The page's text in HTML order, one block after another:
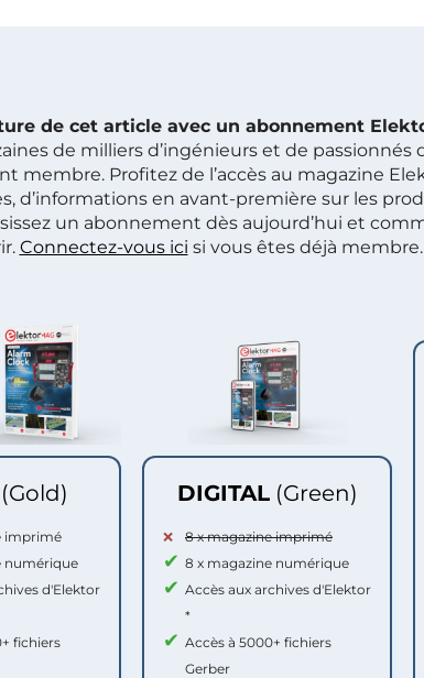
de cet article avec un abonnement
de milliers d’ingénieurs et de passionnés
membre. Profitez de l’accès au magazine
d’informations en avant-première sur les
un abonnement dès aujourd’hui et
Connectez-vous ici si vous êtes déjà membre.
(Gold)
imprimé
numérique
d'Elektor
fichiers
DIGITAL (Green)
8 x magazine imprimé
8 x magazine numérique
Accès aux archives d'Elektor
*
Accès à 5000+ fichiers
Gerber